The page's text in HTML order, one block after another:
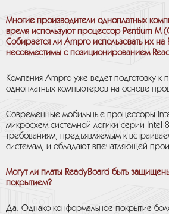
Многие производители одноплатных
время используют процессор Pentium M
Собирается ли Ampro использовать их
несовместимы с позиционированием
Компания Ampro уже ведет подготовку к
одноплатных компьютеров на основе
Современные мобильные процессоры
микросхем системной логики серии Intel
требованиям, предъявляемым к
системам, и обладают впечатляющей
Могут ли платы ReadyBoard быть
покрытием?
Да. Однако конформальное покрытие